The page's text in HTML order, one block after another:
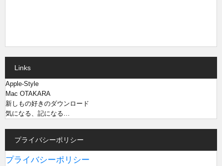
Links
Apple-Style
Mac OTAKARA
新しもの好きのダウンロード
気になる、記になる…
プライバシーポリシー
プライバシーポリシー